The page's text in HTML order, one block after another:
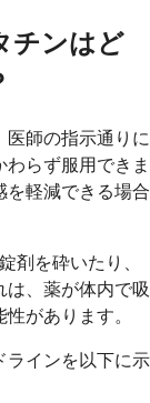
チンはど
医師の指示通りに
らず服用できま
を軽減できる場合
剤を砕いたり、
は、薬が体内で吸
があります。
ラインを以下に示